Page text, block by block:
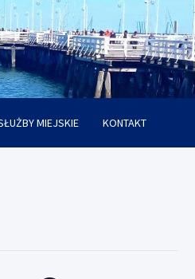
MIEJSKIE KONTAKT